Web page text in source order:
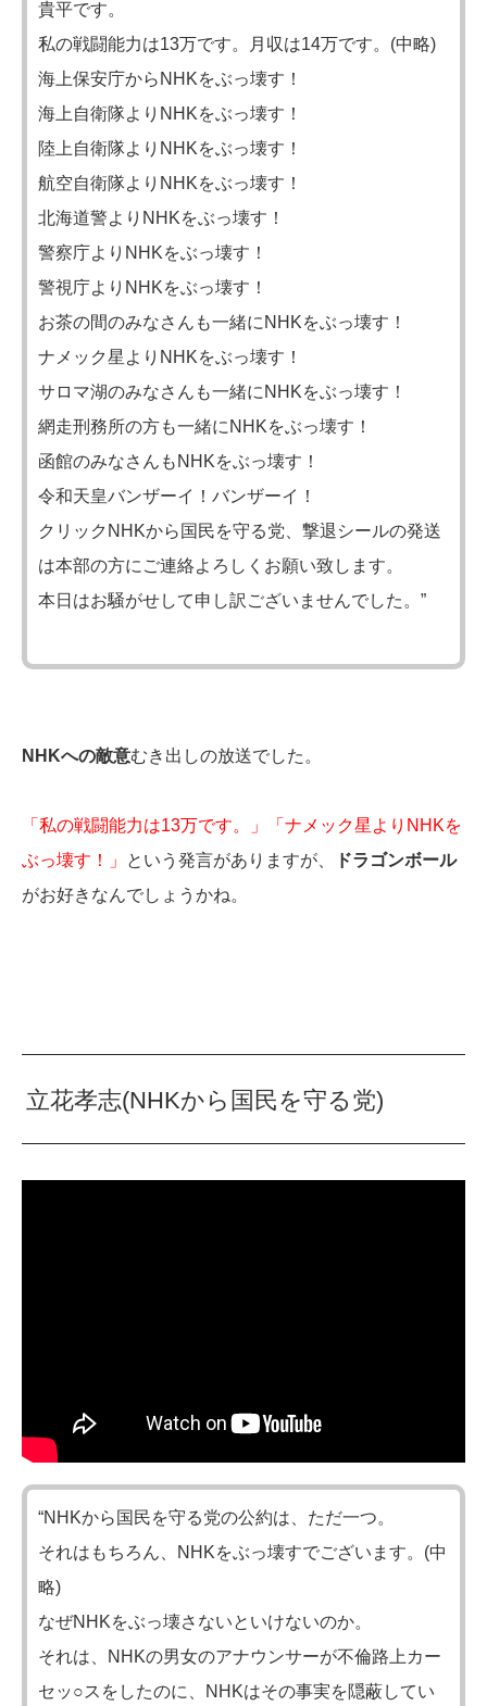
貴平です。
私の戦闘能力は13万です。月収は14万です。(中略)
海上保安庁からNHKをぶっ壊す！
海上自衛隊よりNHKをぶっ壊す！
陸上自衛隊よりNHKをぶっ壊す！
航空自衛隊よりNHKをぶっ壊す！
北海道警よりNHKをぶっ壊す！
警察庁よりNHKをぶっ壊す！
警視庁よりNHKをぶっ壊す！
お茶の間のみなさんも一緒にNHKをぶっ壊す！
ナメック星よりNHKをぶっ壊す！
サロマ湖のみなさんも一緒にNHKをぶっ壊す！
網走刑務所の方も一緒にNHKをぶっ壊す！
函館のみなさんもNHKをぶっ壊す！
令和天皇バンザーイ！バンザーイ！
クリックNHKから国民を守る党、撃退シールの発送
は本部の方にご連絡よろしくお願い致します。
本日はお騒がせして申し訳ございませんでした。”
NHKへの敵意むき出しの放送でした。
「私の戦闘能力は13万です。」「ナメック星よりNHKを
ぶっ壊す！」
という発言がありますが、
ドラゴンボール
がお好きなんでしょうかね。
立花孝志(NHKから国民を守る党)
“NHKから国民を守る党の公約は、ただ一つ。
それはもちろん、NHKをぶっ壊すでございます。(中
略)
なぜNHKをぶっ壊さないといけないのか。
それは、NHKの男女のアナウンサーが不倫路上カー
セッ○スをしたのに、NHKはその事実を隠蔽してい